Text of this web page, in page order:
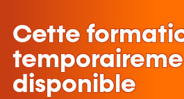
Cette
disponible